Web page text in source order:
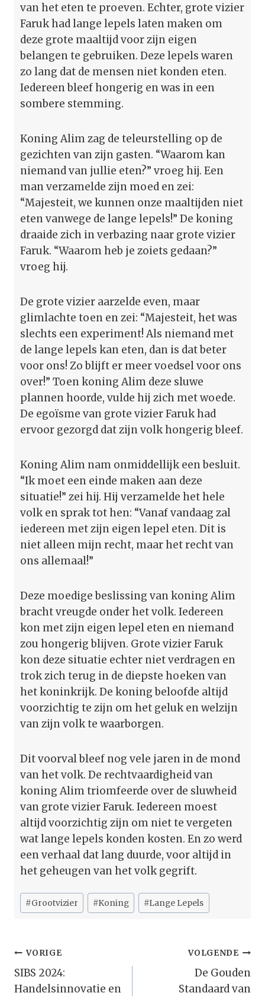
van het eten te proeven. Echter, grote vizier
Faruk had lange lepels laten maken om
deze grote maaltijd voor zijn eigen
belangen te gebruiken. Deze lepels waren
zo lang dat de mensen niet konden eten.
Iedereen bleef hongerig en was in een
sombere stemming.
Koning Alim zag de teleurstelling op de
gezichten van zijn gasten. “Waarom kan
niemand van jullie eten?” vroeg hij. Een
man verzamelde zijn moed en zei:
“Majesteit, we kunnen onze maaltijden niet
eten vanwege de lange lepels!” De koning
draaide zich in verbazing naar grote vizier
Faruk. “Waarom heb je zoiets gedaan?”
vroeg hij.
De grote vizier aarzelde even, maar
glimlachte toen en zei: “Majesteit, het was
slechts een experiment! Als niemand met
de lange lepels kan eten, dan is dat beter
voor ons! Zo blijft er meer voedsel voor ons
over!” Toen koning Alim deze sluwe
plannen hoorde, vulde hij zich met woede.
De egoïsme van grote vizier Faruk had
ervoor gezorgd dat zijn volk hongerig bleef.
Koning Alim nam onmiddellijk een besluit.
“Ik moet een einde maken aan deze
situatie!” zei hij. Hij verzamelde het hele
volk en sprak tot hen: “Vanaf vandaag zal
iedereen met zijn eigen lepel eten. Dit is
niet alleen mijn recht, maar het recht van
ons allemaal!”
Deze moedige beslissing van koning Alim
bracht vreugde onder het volk. Iedereen
kon met zijn eigen lepel eten en niemand
zou hongerig blijven. Grote vizier Faruk
kon deze situatie echter niet verdragen en
trok zich terug in de diepste hoeken van
het koninkrijk. De koning beloofde altijd
voorzichtig te zijn om het geluk en welzijn
van zijn volk te waarborgen.
Dit voorval bleef nog vele jaren in de mond
van het volk. De rechtvaardigheid van
koning Alim triomfeerde over de sluwheid
van grote vizier Faruk. Iedereen moest
altijd voorzichtig zijn om niet te vergeten
wat lange lepels konden kosten. En zo werd
een verhaal dat lang duurde, voor altijd in
het geheugen van het volk gegrift.
Bericht
tags:
#Grootvizier #Koning #Lange Lepels
Bericht
Navigatie
VORIGE
SIBS 2024:
Handelsinnovatie en
VOLGENDE
De Gouden
Standaard van